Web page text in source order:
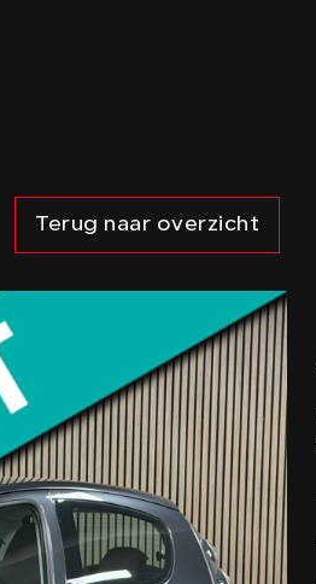
Terug naar overzicht